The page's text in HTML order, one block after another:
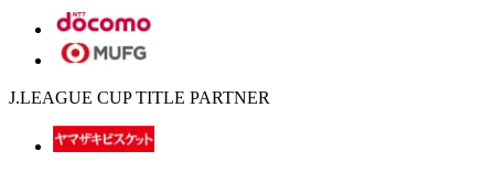
J.LEAGUE CUP TITLE PARTNER